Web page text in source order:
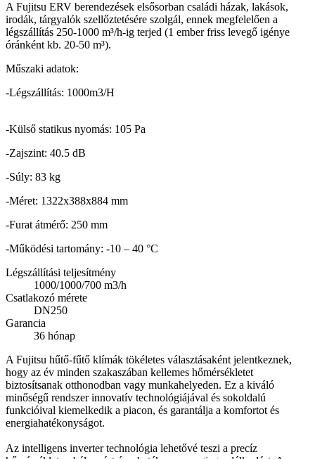
A Fujitsu ERV berendezések elsősorban családi házak, lakások,
irodák, tárgyalók szellőztetésére szolgál, ennek megfelelően a
légszállítás 250-1000 m³/h-ig terjed (1 ember friss levegő igénye
óránként kb. 20-50 m³).
Műszaki adatok:
-Légszállítás: 1000m3/H
-Külső statikus nyomás: 105 Pa
-Zajszint: 40.5 dB
-Súly: 83 kg
-Méret: 1322x388x884 mm
-Furat átmérő: 250 mm
-Működési tartomány: -10 – 40 °C
Légszállítási teljesítmény
1000/1000/700 m3/h
Csatlakozó mérete
DN250
Garancia
36 hónap
A Fujitsu hűtő-fűtő klímák tökéletes választásaként jelentkeznek,
hogy az év minden szakaszában kellemes hőmérsékletet
biztosítsanak otthonodban vagy munkahelyeden. Ez a kiváló
minőségű rendszer innovatív technológiájával és sokoldalú
funkcióival kiemelkedik a piacon, és garantálja a komfortot és
energiahatékonyságot.
Az intelligens inverter technológia lehetővé teszi a precíz